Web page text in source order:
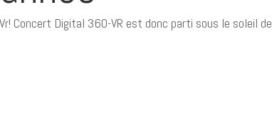
Concert Digital 360-VR est donc parti sous le soleil de